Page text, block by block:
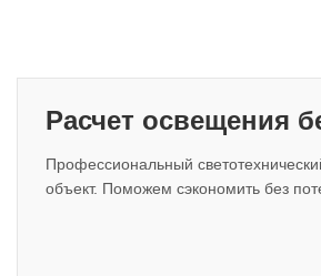
Расчет освещения
Профессиональный
объект. Поможем сэкономить без